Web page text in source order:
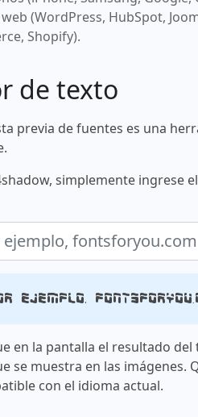
(WordPress, HubSpot,
Shopify).
de texto
previa de fuentes es una
simplemente ingrese
ejemplo,
en la pantalla el resultado
se muestra en las imágenes.
con el idioma actual.